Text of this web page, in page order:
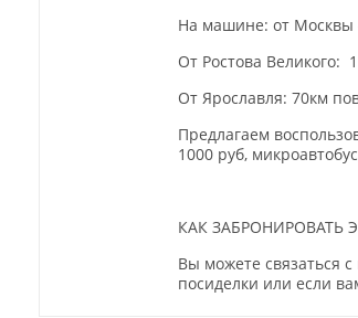
На машине: от Москвы
От Ростова Великого:
От Ярославля: 70км
Предлагаем
1000 руб,
КАК ЗАБРОНИРОВАТЬ
Вы можете связаться
посиделки или если